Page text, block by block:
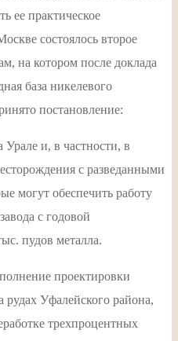
ее практическое
состоялось второе
на котором после доклада
база никелевого
постановление:
и, в частности, в
с разведанными
могут обеспечить работу
с годовой
пудов металла.
проектировки
рудах Уфалейского района,
трехпроцентных